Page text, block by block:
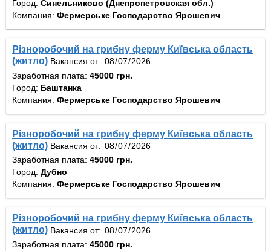
Город: Синельниково (Днепропетровская обл.)
Компания: Фермерське Господарство Ярошевич
Різноробочий на грибну ферму Київська область
(житло) Вакансия от:
Заработная плата: 45000 грн.
Город: Баштанка
Компания: Фермерське Господарство Ярошевич
Різноробочий на грибну ферму Київська область
(житло) Вакансия от:
Заработная плата: 45000 грн.
Город: Дубно
Компания: Фермерське Господарство Ярошевич
Різноробочий на грибну ферму Київська область
(житло) Вакансия от:
Заработная плата: 45000 грн.